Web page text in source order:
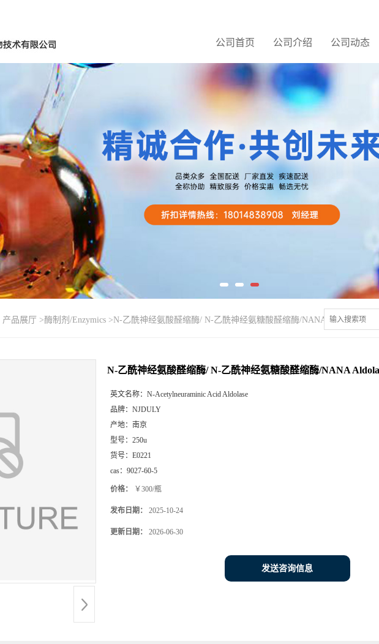
公司首页 公司介绍 公司动态
产品展厅 >酶制剂/Enzymics >N-乙酰神经氨酸醛缩酶/ N-乙酰神经氨糖酸醛缩酶/NANA Aldolase
N-乙酰神经氨酸醛缩酶/ N-乙酰神经氨糖酸醛缩酶/NANA
英文名称： N-Acetylneuraminic Acid Aldolase
品牌： NJDULY
产地： 南京
型号： 250u
货号： E0221
cas： 9027-60-5
价格： ￥300/瓶
发布日期： 2025-10-24
更新日期： 2026-06-30
发送咨询信息